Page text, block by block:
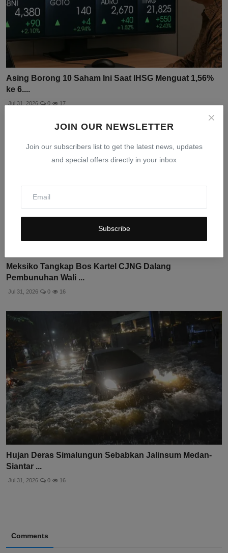
JOIN OUR NEWSLETTER
Join our subscribers list to get the latest news, updates
and special offers directly in your inbox
Subscribe
Asing Borong 10 Saham Ini Saat IHSG Menguat 1,56%
ke 6....
Jul 31, 2026 0 17
Meksiko Tangkap Bos Kartel CJNG Dalang
Pembunuhan Wali ...
Jul 31, 2026 0 16
Hujan Deras Simalungun Sebabkan Jalinsum Medan-
Siantar ...
Jul 31, 2026 0 16
Comments